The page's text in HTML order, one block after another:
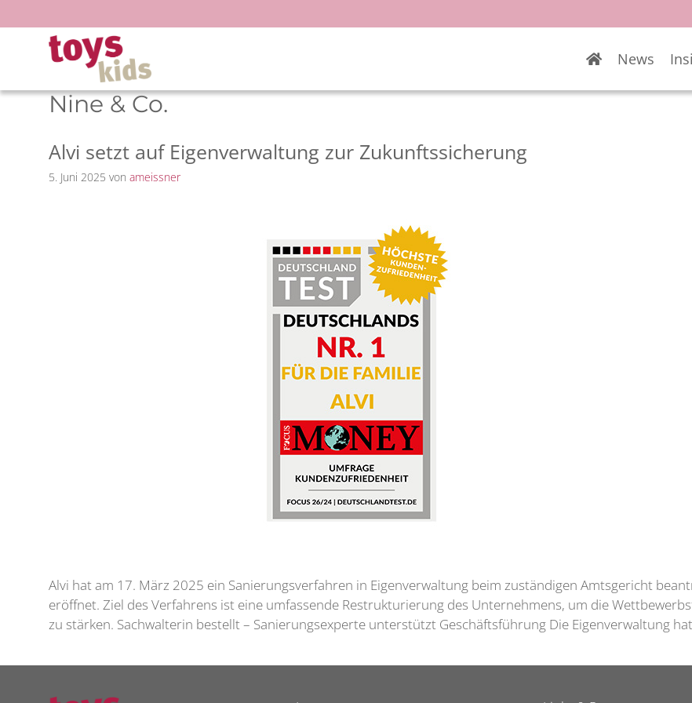
Inhalt
springen
News
Nine & Co.
Alvi setzt auf Eigenverwaltung zur Zukunftssicherung
5. Juni 2025 von ameissner
Alvi hat am 17. März 2025 ein Sanierungsverfahren in Eigenverwaltung beim zuständigen Amtsgericht
eröffnet. Ziel des Verfahrens ist eine umfassende Restrukturierung des Unternehmens, um die
zu stärken. Sachwalterin bestellt – Sanierungsexperte unterstützt Geschäftsführung Die Eigenverwaltung